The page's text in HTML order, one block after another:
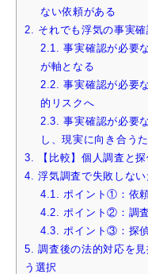
ない依頼がある
2.
それでも浮気の事実
2.1.
事実確認が必要
が軸となる
2.2.
事実確認が必要
的リスクへ
2.3.
事実確認が必要
し、現実に向き合う
3.
【比較】個人調査と
4.
浮気調査で失敗しな
4.1.
ポイント①：依
4.2.
ポイント②：調
4.3.
ポイント③：探
5.
調査後の法的対応を
う選択